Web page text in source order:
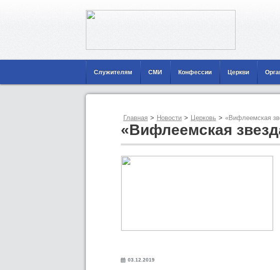
Служителям СМИ Конфессии Церкви
Главная > Новости > Церковь > «Вифлеемская
«Вифлеемская
03.12.2019